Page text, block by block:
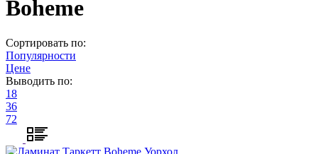
Boheme
Сортировать по:
Популярности
Цене
Выводить по:
18
36
72